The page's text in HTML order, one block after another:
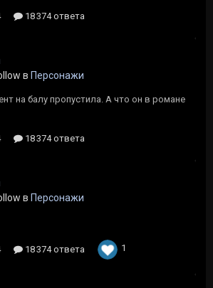
18 374 ответа
в Персонажи
на балу пропустила. А что он в романе
18 374 ответа
в Персонажи
18 374 ответа 1